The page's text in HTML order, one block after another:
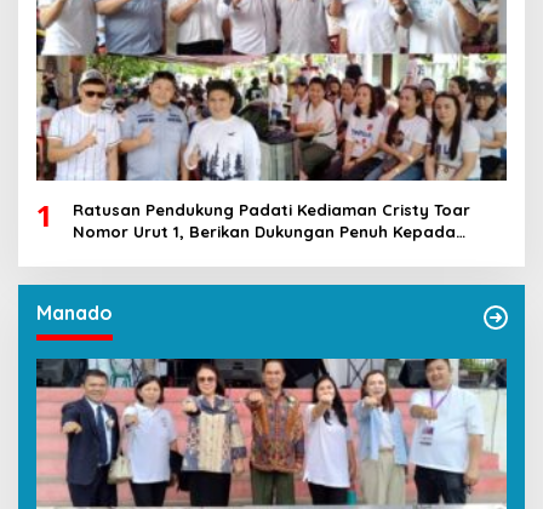
1
Ratusan Pendukung Padati Kediaman Cristy Toar
Nomor Urut 1, Berikan Dukungan Penuh Kepada
Manado